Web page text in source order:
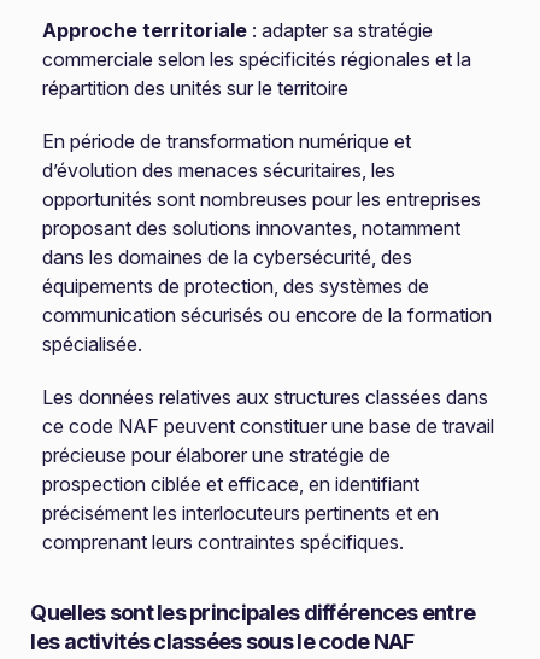
Approche territoriale : adapter sa stratégie
commerciale selon les spécificités régionales et la
répartition des unités sur le territoire
En période de transformation numérique et
d’évolution des menaces sécuritaires, les
opportunités sont nombreuses pour les entreprises
proposant des solutions innovantes, notamment
dans les domaines de la cybersécurité, des
équipements de protection, des systèmes de
communication sécurisés ou encore de la formation
spécialisée.
Les données relatives aux structures classées dans
ce code NAF peuvent constituer une base de travail
précieuse pour élaborer une stratégie de
prospection ciblée et efficace, en identifiant
précisément les interlocuteurs pertinents et en
comprenant leurs contraintes spécifiques.
Quelles sont les principales différences entre
les activités classées sous le code NAF